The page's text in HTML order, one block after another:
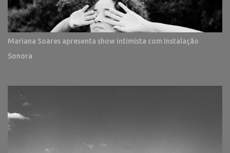
Mariana Soares apresenta show intimista com Instalação
Sonora